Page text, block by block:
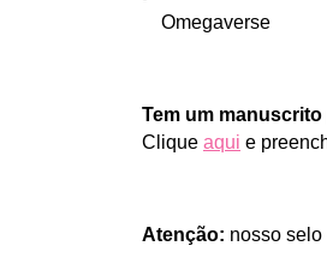
Omegaverse
Tem um
Clique aqui e
Atenção: nosso